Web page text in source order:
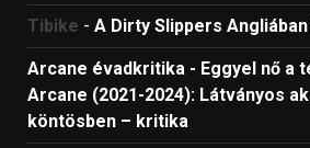
Tibike - A Dirty Slippers
Arcane évadkritika - Eggyel nő a
Arcane (2021-2024): Látványos
köntösben – kritika